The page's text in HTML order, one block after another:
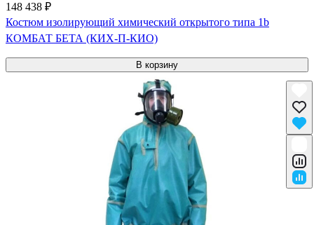
148 438 ₽
Костюм изолирующий химический открытого типа 1b
КОМБАТ БЕТА (КИХ-П-КИО)
В корзину